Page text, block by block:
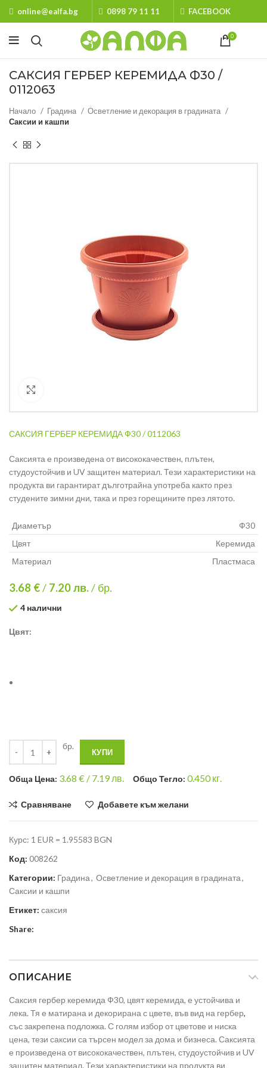
online@ealfa.bg 0898 79 11 11 FACEBOOK
0
САКСИЯ ГЕРБЕР КЕРЕМИДА Ф30 /
0112063
Начало Градина
Осветление и декорация в градината
Саксии и кашпи
САКСИЯ ГЕРБЕР КЕРЕМИДА Ф30 / 0112063
Саксията е произведена от висококачествен, плътен,
студоустойчив и UV защитен материал. Тези характеристики на
продукта ви гарантират дълготрайна употреба както през
студените зимни дни, така и през горещините през лятото.
Диаметър
Ф30
Цвят
Керемида
Материал
Пластмаса
3.68 €/ 7.20лв./ бр.
4 налични
Цвят:
бр.
КУПИ
Общa Цена: 3.68 € / 7.19 лв. Общо Тегло: 0.450кг.
Сравняване Добавете към желани
Курс: 1 EUR = 1.95583 BGN
Код: 008262
Категории: Градина, Осветление и декорация в градината,
Саксии и кашпи
Етикет: саксия
Share:
ОПИСАНИЕ
Саксия гербер керемида Ф30, цвят керемида, е устойчива и
лека. Тя е матирана и декорирана с цвете, във вид на гербер,
със закрепена подложка. С голям избор от цветове и ниска
цена, тези саксии са търсен модел за дома и бизнеса. Саксията
е произведена от висококачествен, плътен, студоустойчив и UV
защитен материал. Тези характеристики на продукта ви